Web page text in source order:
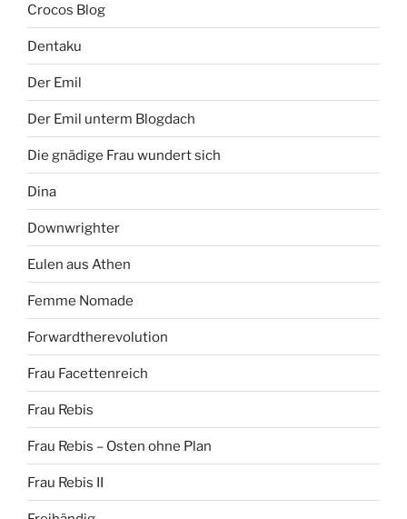
Crocos Blog
Dentaku
Der Emil
Der Emil unterm Blogdach
Die gnädige Frau wundert sich
Dina
Downwrighter
Eulen aus Athen
Femme Nomade
Forwardtherevolution
Frau Facettenreich
Frau Rebis
Frau Rebis – Osten ohne Plan
Frau Rebis II